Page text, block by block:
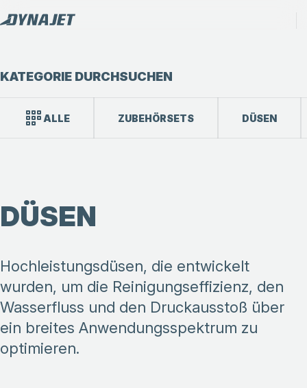
KATEGORIE DURCHSUCHEN
ALLE ZUBEHÖRSETS DÜSEN
DÜSEN
Hochleistungsdüsen, die entwickelt
wurden, um die Reinigungseffizienz, den
Wasserfluss und den Druckausstoß über
ein breites Anwendungsspektrum zu
optimieren.